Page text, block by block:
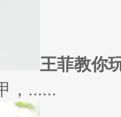
我们会喜欢